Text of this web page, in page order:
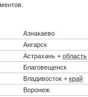
Азнакаево
Ангарск
Астрахань + область
Благовещенск
Владивосток + край
Воронеж